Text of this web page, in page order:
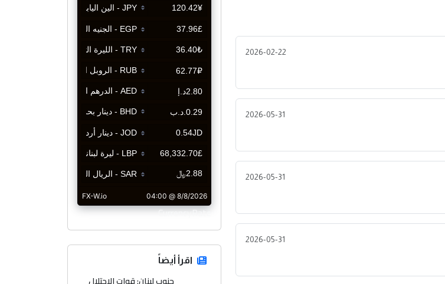
2026-02-22
2026-05-31
2026-05-31
2026-05-31
CurrencyRate
اقرأ أيضاً